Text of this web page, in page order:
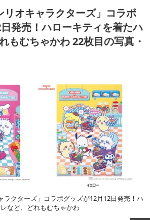
リオキャラクターズ」コラボ
発売！ハローキティを着たハ
もむちゃかわ 22枚目の写真・
ラクターズ」コラボグッズが12月12日発売！ハ
など、どれもむちゃかわ